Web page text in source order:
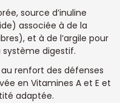
source d’inuline
associée à de la
et à de l’argile pour
digestif.
renfort des défenses
en Vitamines A et E et
adaptée.